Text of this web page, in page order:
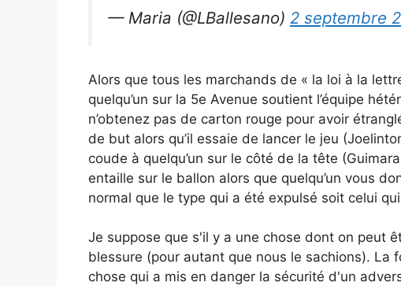
— Maria (@LBallesano) 2 septembre
Alors que tous les marchands de « la loi à la
quelqu’un sur la 5e Avenue soutient l’équipe
n’obtenez pas de carton rouge pour avoir
de but alors qu’il essaie de lancer le jeu
coude à quelqu’un sur le côté de la tête
entaille sur le ballon alors que quelqu’un vous
normal que le type qui a été expulsé soit celui
Je suppose que s'il y a une chose dont on peut
blessure (pour autant que nous le sachions).
chose qui a mis en danger la sécurité d'un